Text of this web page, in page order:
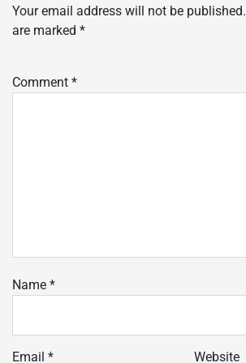
Your email address will not be published.
are marked *
Comment *
Name *
Email * Website